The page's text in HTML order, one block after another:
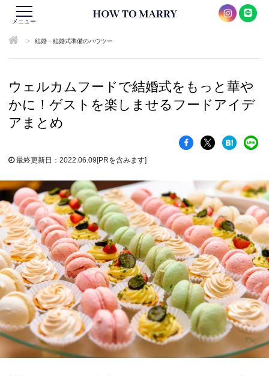
メニュー
> 結婚・結婚式準備のハウツー
ウェルカムフードで結婚式をもっと華や
かに！ゲストを楽しませるフードアイデ
アまとめ
最終更新日：2022.06.09[PRを含みます]